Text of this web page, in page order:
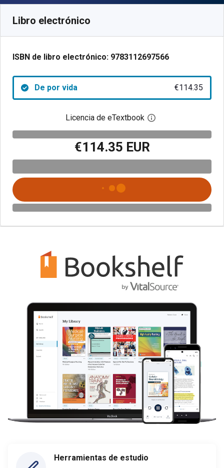
Libro electrónico
ISBN de libro electrónico: 9783112697566
De por vida €114.35
Licencia de eTextbook Abre el cuadro de
€114.35 EUR
Herramientas de estudio